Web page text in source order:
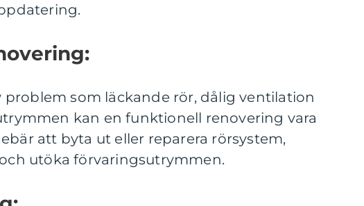
som läckande rör, dålig ventilation
kan en funktionell renovering vara
att byta ut eller reparera rörsystem,
utöka förvaringsutrymmen.